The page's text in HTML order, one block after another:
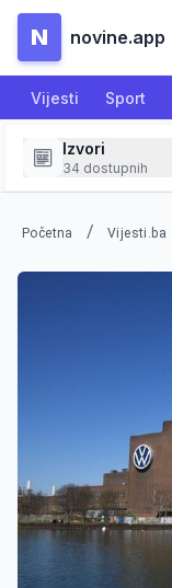
N novine.app
Vijesti Sport
Izvori
34 dostupnih
Početna / Vijesti.ba